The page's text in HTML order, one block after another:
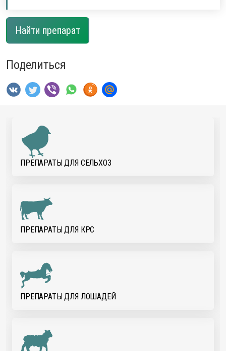
Найти препарат
Поделиться
ПРЕПАРАТЫ ДЛЯ CЕЛЬХОЗ
ПРЕПАРАТЫ ДЛЯ КРС
ПРЕПАРАТЫ ДЛЯ ЛОШАДЕЙ